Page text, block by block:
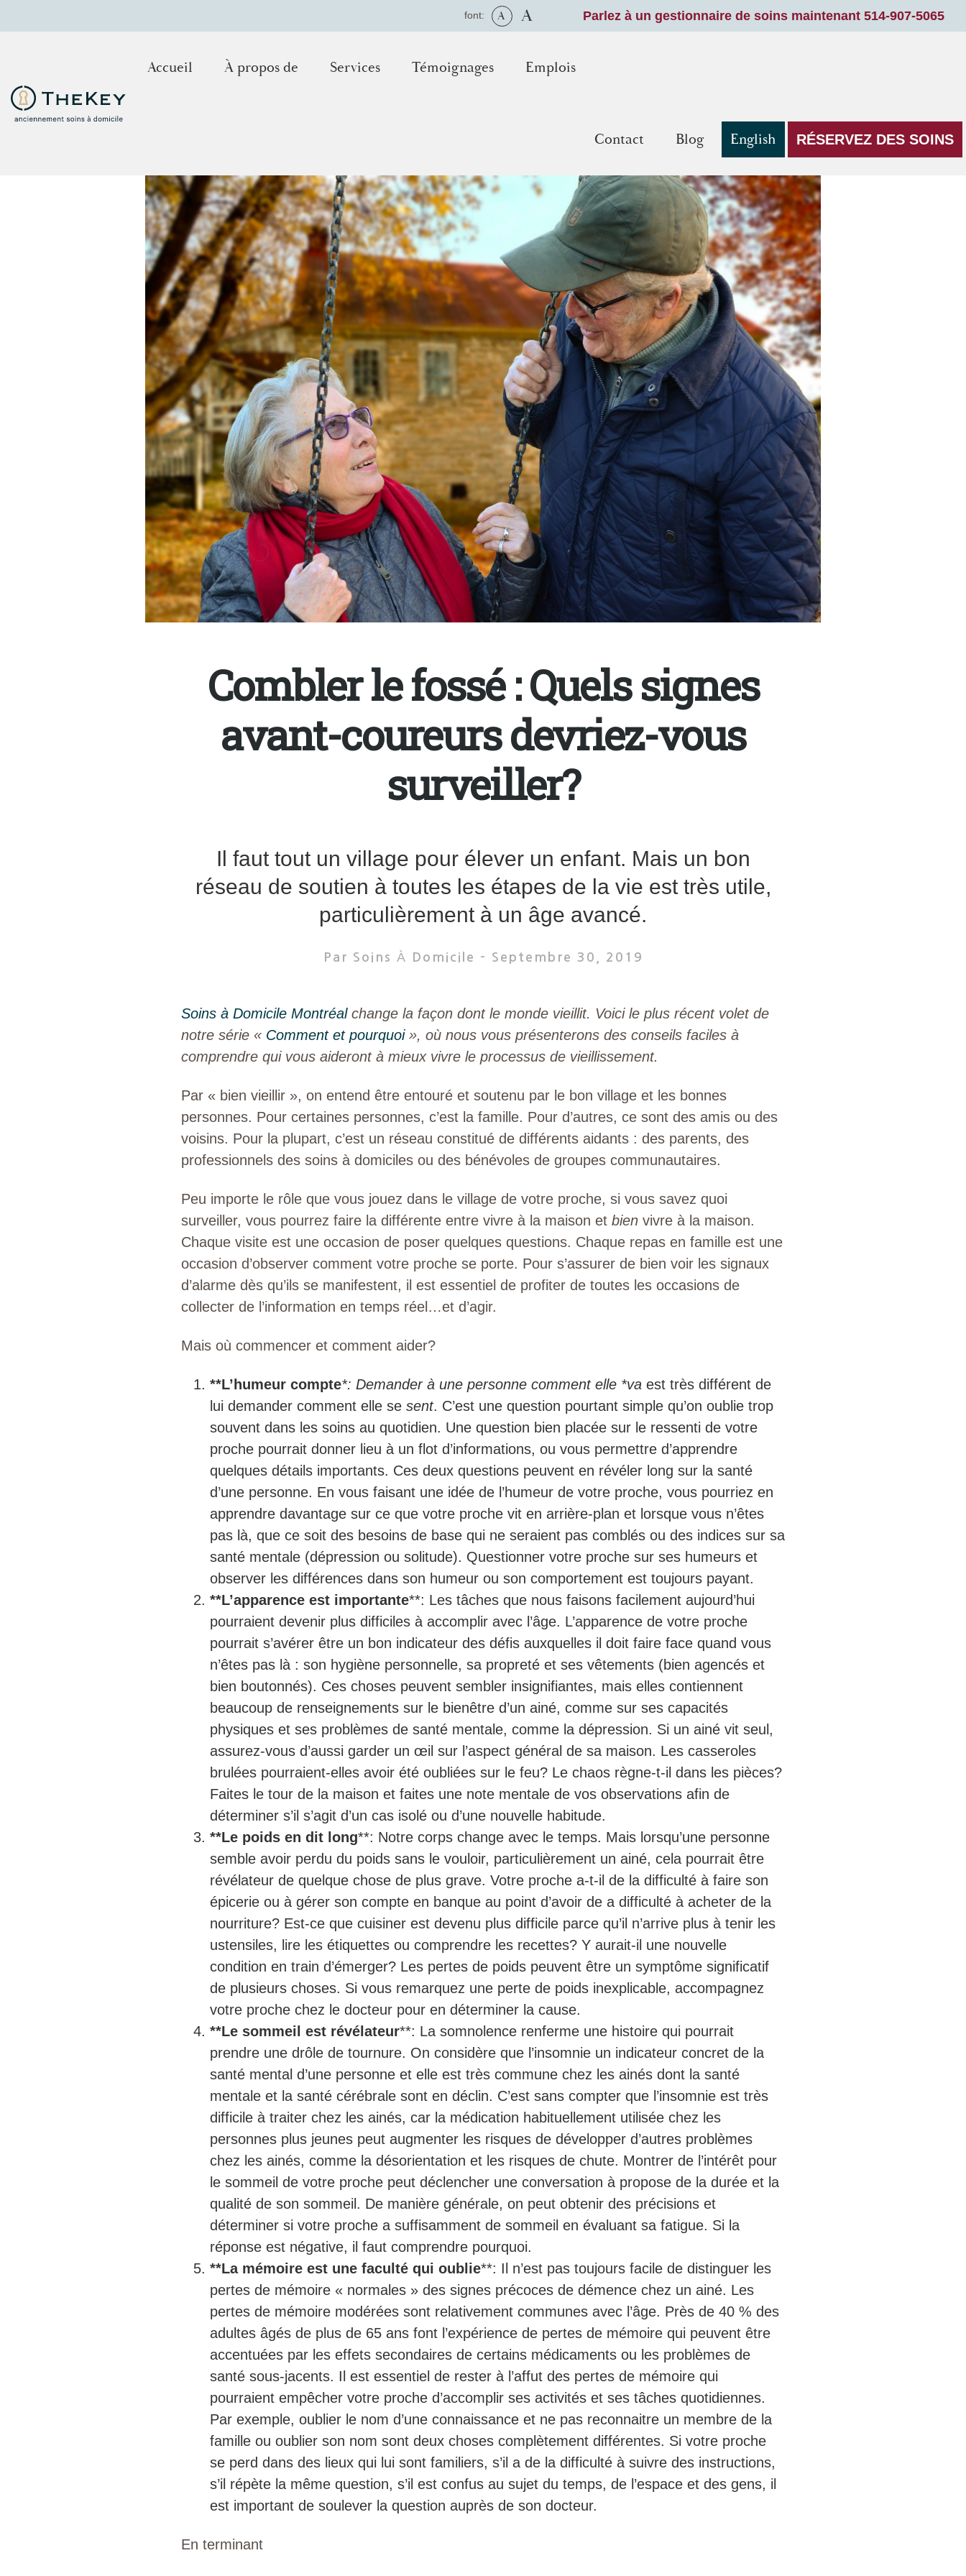
font: A A Parlez à un gestionnaire de soins maintenant 514-907-5065
Accueil À propos de Services Témoignages Emplois
Contact Blog English RÉSERVEZ DES SOINS
Combler le fossé : Quels signes
avant-coureurs devriez-vous
surveiller?
Il faut tout un village pour élever un enfant. Mais un bon
réseau de soutien à toutes les étapes de la vie est très utile,
particulièrement à un âge avancé.
Par Soins À Domicile - Septembre 30, 2019
Soins à Domicile Montréalchange la façon dont le monde vieillit. Voici le plus récent volet de
notre série « Comment et pourquoi», où nous vous présenterons des conseils faciles à
comprendre qui vous aideront à mieux vivre le processus de vieillissement.
Par « bien vieillir », on entend être entouré et soutenu par le bon village et les bonnes
personnes. Pour certaines personnes, c’est la famille. Pour d’autres, ce sont des amis ou des
voisins. Pour la plupart, c’est un réseau constitué de différents aidants : des parents, des
professionnels des soins à domiciles ou des bénévoles de groupes communautaires.
Peu importe le rôle que vous jouez dans le village de votre proche, si vous savez quoi
surveiller, vous pourrez faire la différente entre vivre à la maison et bien vivre à la maison.
Chaque visite est une occasion de poser quelques questions. Chaque repas en famille est une
occasion d’observer comment votre proche se porte. Pour s’assurer de bien voir les signaux
d’alarme dès qu’ils se manifestent, il est essentiel de profiter de toutes les occasions de
collecter de l’information en temps réel…et d’agir.
Mais où commencer et comment aider?
**L’humeur compte*: Demander à une personne comment elle *va est très différent de
lui demander comment elle se sent. C’est une question pourtant simple qu’on oublie trop
souvent dans les soins au quotidien. Une question bien placée sur le ressenti de votre
proche pourrait donner lieu à un flot d’informations, ou vous permettre d’apprendre
quelques détails importants. Ces deux questions peuvent en révéler long sur la santé
d’une personne. En vous faisant une idée de l’humeur de votre proche, vous pourriez en
apprendre davantage sur ce que votre proche vit en arrière-plan et lorsque vous n’êtes
pas là, que ce soit des besoins de base qui ne seraient pas comblés ou des indices sur sa
santé mentale (dépression ou solitude). Questionner votre proche sur ses humeurs et
observer les différences dans son humeur ou son comportement est toujours payant.
**L’apparence est importante**: Les tâches que nous faisons facilement aujourd’hui
pourraient devenir plus difficiles à accomplir avec l’âge. L’apparence de votre proche
pourrait s’avérer être un bon indicateur des défis auxquelles il doit faire face quand vous
n’êtes pas là : son hygiène personnelle, sa propreté et ses vêtements (bien agencés et
bien boutonnés). Ces choses peuvent sembler insignifiantes, mais elles contiennent
beaucoup de renseignements sur le bienêtre d’un ainé, comme sur ses capacités
physiques et ses problèmes de santé mentale, comme la dépression. Si un ainé vit seul,
assurez-vous d’aussi garder un œil sur l’aspect général de sa maison. Les casseroles
brulées pourraient-elles avoir été oubliées sur le feu? Le chaos règne-t-il dans les pièces?
Faites le tour de la maison et faites une note mentale de vos observations afin de
déterminer s’il s’agit d’un cas isolé ou d’une nouvelle habitude.
**Le poids en dit long**: Notre corps change avec le temps. Mais lorsqu’une personne
semble avoir perdu du poids sans le vouloir, particulièrement un ainé, cela pourrait être
révélateur de quelque chose de plus grave. Votre proche a-t-il de la difficulté à faire son
épicerie ou à gérer son compte en banque au point d’avoir de a difficulté à acheter de la
nourriture? Est-ce que cuisiner est devenu plus difficile parce qu’il n’arrive plus à tenir les
ustensiles, lire les étiquettes ou comprendre les recettes? Y aurait-il une nouvelle
condition en train d’émerger? Les pertes de poids peuvent être un symptôme significatif
de plusieurs choses. Si vous remarquez une perte de poids inexplicable, accompagnez
votre proche chez le docteur pour en déterminer la cause.
**Le sommeil est révélateur**: La somnolence renferme une histoire qui pourrait
prendre une drôle de tournure. On considère que l’insomnie un indicateur concret de la
santé mental d’une personne et elle est très commune chez les ainés dont la santé
mentale et la santé cérébrale sont en déclin. C’est sans compter que l’insomnie est très
difficile à traiter chez les ainés, car la médication habituellement utilisée chez les
personnes plus jeunes peut augmenter les risques de développer d’autres problèmes
chez les ainés, comme la désorientation et les risques de chute. Montrer de l’intérêt pour
le sommeil de votre proche peut déclencher une conversation à propose de la durée et la
qualité de son sommeil. De manière générale, on peut obtenir des précisions et
déterminer si votre proche a suffisamment de sommeil en évaluant sa fatigue. Si la
réponse est négative, il faut comprendre pourquoi.
**La mémoire est une faculté qui oublie**: Il n’est pas toujours facile de distinguer les
pertes de mémoire « normales » des signes précoces de démence chez un ainé. Les
pertes de mémoire modérées sont relativement communes avec l’âge. Près de 40 % des
adultes âgés de plus de 65 ans font l’expérience de pertes de mémoire qui peuvent être
accentuées par les effets secondaires de certains médicaments ou les problèmes de
santé sous-jacents. Il est essentiel de rester à l’affut des pertes de mémoire qui
pourraient empêcher votre proche d’accomplir ses activités et ses tâches quotidiennes.
Par exemple, oublier le nom d’une connaissance et ne pas reconnaitre un membre de la
famille ou oublier son nom sont deux choses complètement différentes. Si votre proche
se perd dans des lieux qui lui sont familiers, s’il a de la difficulté à suivre des instructions,
s’il répète la même question, s’il est confus au sujet du temps, de l’espace et des gens, il
est important de soulever la question auprès de son docteur.
En terminant